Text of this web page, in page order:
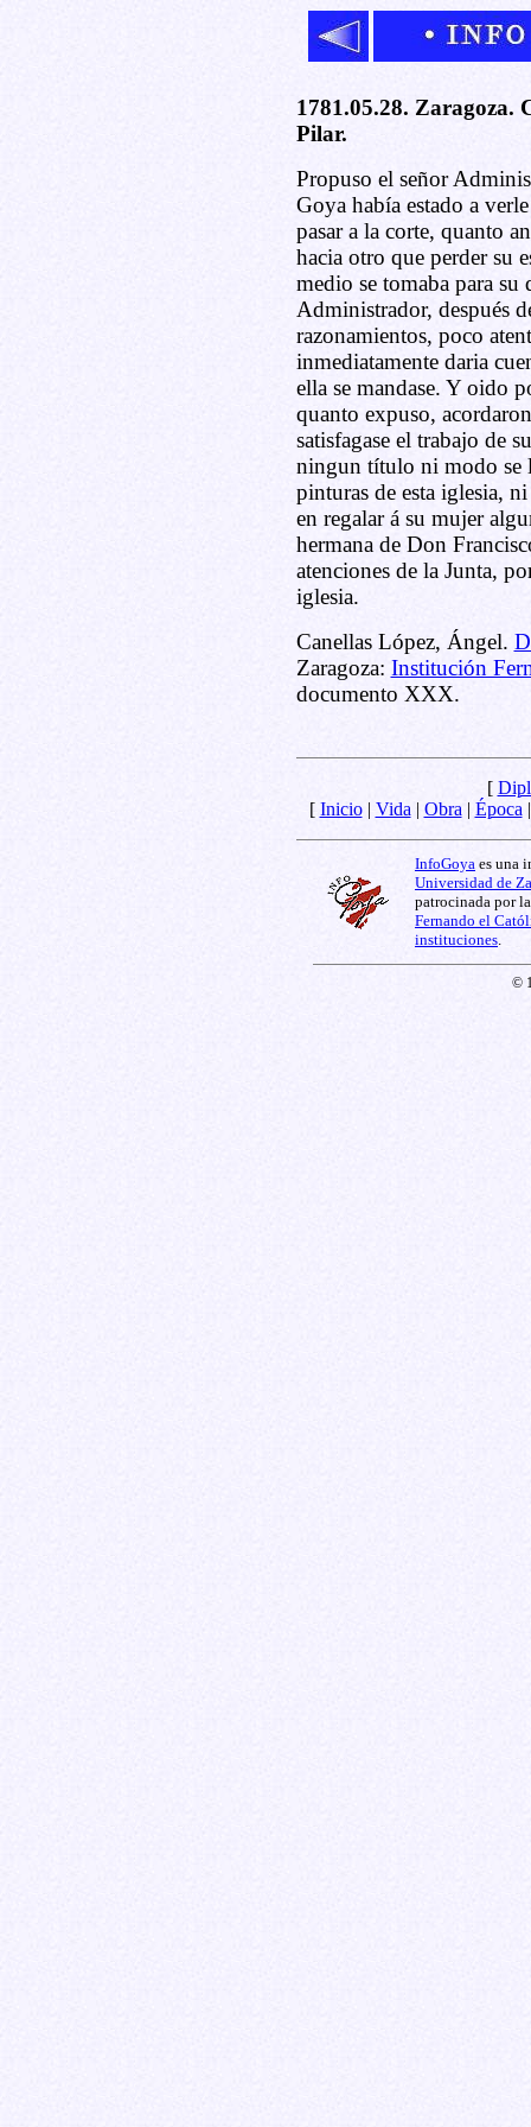
1781.05.28. Zaragoza.
Pilar.
Propuso el señor
Goya había estado a
pasar a la corte, quanto
hacia otro que perder su
medio se tomaba para su
Administrador, después
razonamientos, poco
inmediatamente daria
ella se mandase. Y oido
quanto expuso,
satisfagase el trabajo de
ningun título ni modo se
pinturas de esta iglesia,
en regalar á su mujer
hermana de Don
atenciones de la Junta,
iglesia.
Canellas López, Ángel.
Zaragoza: Institución
documento XXX.
[
[ Inicio| Vida | Obra | Época
InfoGoya es una
Universidad de
patrocinada por
Fernando el
instituciones
©